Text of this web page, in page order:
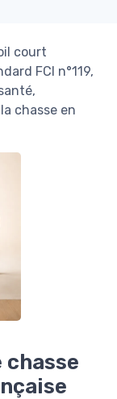
court
FCI n°119,
chasse en
chasse